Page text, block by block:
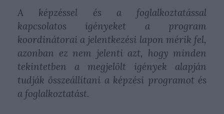
A képzéssel és a foglalkoztatással
kapcsolatos igényeket a program
koordinátorai a jelentkezési lapon mérik fel,
azonban ez nem jelenti azt, hogy minden
tekintetben a megjelölt igények alapján
tudják összeállítani a képzési programot és
a foglalkoztatást.